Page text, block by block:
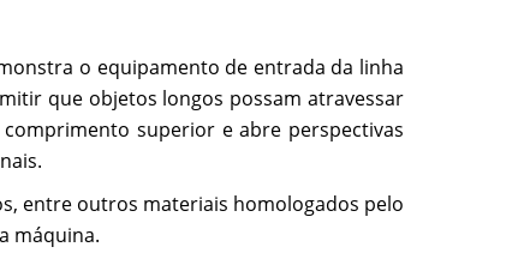
o equipamento de entrada da linha
que objetos longos possam atravessar
superior e abre perspectivas
entre outros materiais homologados pelo
máquina.